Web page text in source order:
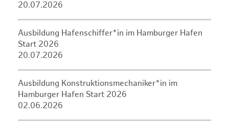
20.07.2026
Ausbildung Hafenschiffer*in im Hamburger Hafen
Start 2026
20.07.2026
Ausbildung Konstruktionsmechaniker*in im
Hamburger Hafen Start 2026
02.06.2026